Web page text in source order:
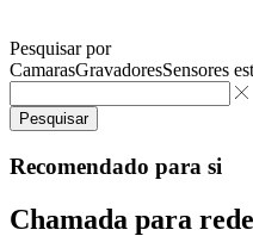
Pesquisar por
CamarasGravadoresSensores
Pesquisar
Recomendado para si
Chamada para